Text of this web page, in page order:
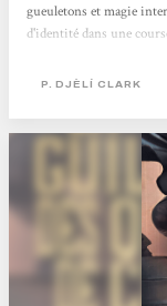
gueuletons et magie
d'identité dans une
P. DJÈLÍ CLARK